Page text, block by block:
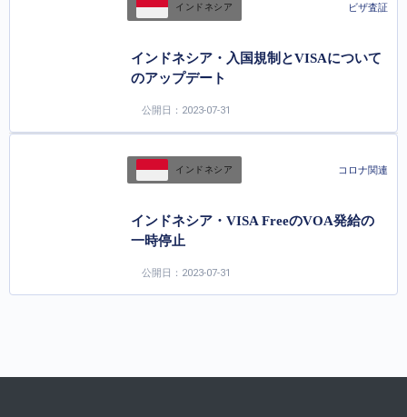
インドネシア ビザ査証
インドネシア・入国規制とVISAについて
のアップデート
公開日：2023-07-31
インドネシア コロナ関連
インドネシア・VISA FreeのVOA発給の
一時停止
公開日：2023-07-31